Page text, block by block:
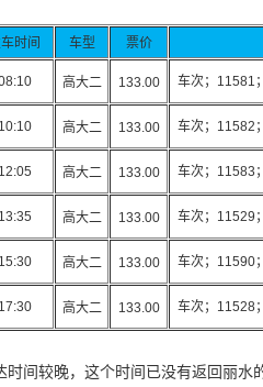
时间 车型 票价
高大二 133.00 车次；11581
10:10 高大二 133.00 车次；11582
12:05 高大二 133.00 车次；11583
13:35 高大二 133.00 车次；11529
15:30 高大二 133.00 车次；11590
17:30 高大二 133.00 车次；11528
时间较晚，这个时间已没有返回丽水